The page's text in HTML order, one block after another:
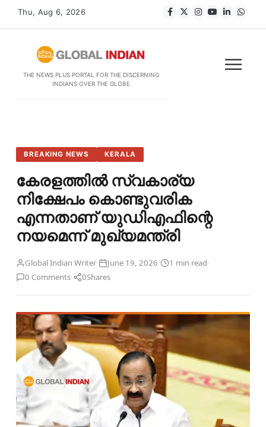
Thu, Aug 6, 2026
THE NEWS PLUS PORTAL FOR THE DISCERNING
INDIANS OVER THE GLOBE
BREAKING NEWS KERALA
കേരളത്തിൽ സ്വകാര്യ
നിക്ഷേപം കൊണ്ടുവരിക
എന്നതാണ് യുഡിഎഫിന്റെ
നയമെന്ന് മുഖ്യമന്ത്രി
Global Indian Writer· June 19, 2026· 1 min read·
0 Comments· 0Shares